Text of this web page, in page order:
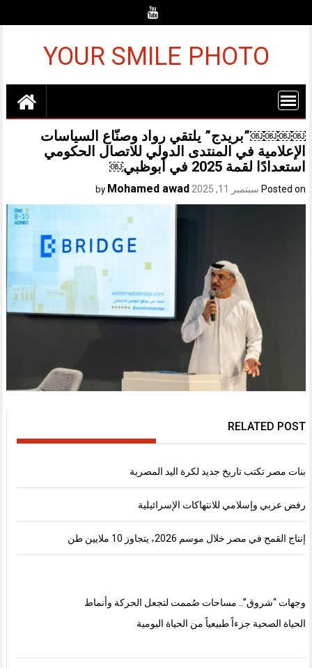
YOUR SMILE PHOTO
￼￼￼￼”بريدج” يلتقي رواد وصنّاع السياسات
الإعلامية في المنتدى الدولي للاتصال الحكومي
استعدادًا لقمة 2025 في أبوظبي￼
Posted on سبتمبر 11, 2025 Mohamed awad
RELATED POST
بنات مصر تكتب تاريخ جديد لكرة اليد المصرية
رفض عربي وإسلامي للانتهاكات الإسرائيلية
إنتاج القمح في مصر خلال موسم 2026، يتجاوز 10 ملايين طن
وجهات “شروق”.. مساحات صُممت لتجعل الحركة وأنماط
الحياة الصحية جزءاً طبيعياً من الحياة اليومية